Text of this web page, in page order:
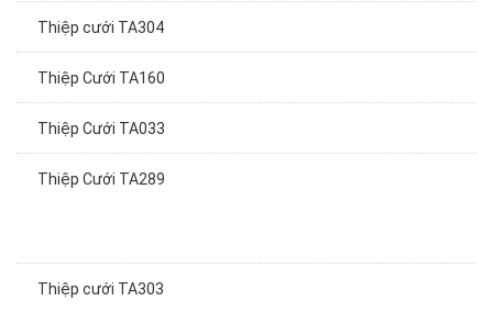
Thiệp cưới TA304
Thiệp Cưới TA160
Thiệp Cưới TA033
Thiệp Cưới TA289
Thiệp cưới TA303